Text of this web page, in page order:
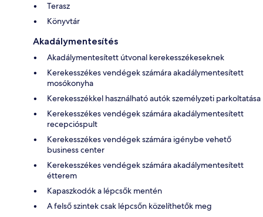
Terasz
Könyvtár
Akadálymentesítés
Akadálymentesített útvonal kerekesszékeseknek
Kerekesszékes vendégek számára akadálymentesített
mosókonyha
Kerekesszékkel használható autók személyzeti parkoltatása
Kerekesszékes vendégek számára akadálymentesített
recepcióspult
Kerekesszékes vendégek számára igénybe vehető
business center
Kerekesszékes vendégek számára akadálymentesített
étterem
Kapaszkodók a lépcsők mentén
A felső szintek csak lépcsőn közelíthetők meg